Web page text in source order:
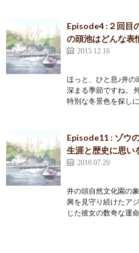
Episode4 :２回目
の頭池はどんな表
2015.12.16
ほっと、ひと息♪井の
深まる季節ですね。
特別な冬景色を探し
Episode11 : ゾウ
生涯と歴史に思い
2016.07.20
井の頭自然文化園の
興を見守り続けたア
じた彼女の数奇な運